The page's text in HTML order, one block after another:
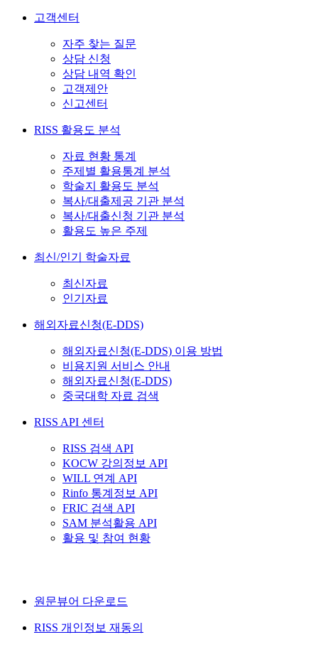
고객센터
자주 찾는 질문
상담 신청
상담 내역 확인
고객제안
신고센터
RISS 활용도 분석
자료 현황 통계
주제별 활용통계 분석
학술지 활용도 분석
복사/대출제공 기관 분석
복사/대출신청 기관 분석
활용도 높은 주제
최신/인기 학술자료
최신자료
인기자료
해외자료신청(E-DDS)
해외자료신청(E-DDS) 이용 방법
비용지원 서비스 안내
해외자료신청(E-DDS)
중국대학 자료 검색
RISS API 센터
RISS 검색 API
KOCW 강의정보 API
WILL 연계 API
Rinfo 통계정보 API
FRIC 검색 API
SAM 분석활용 API
활용 및 참여 현황
원문뷰어 다운로드
RISS 개인정보 재동의